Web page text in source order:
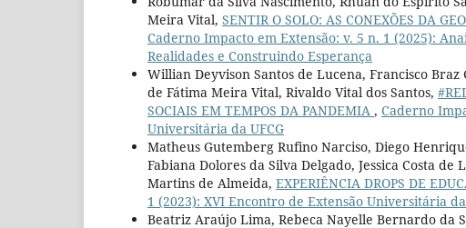
Meira Vital, SENTIR O SOLO: AS CONEXÕES DA
Caderno Impacto em Extensão: v. 5 n. 1 (2025):
Realidades e Construindo Esperança
Willian Deyvison Santos de Lucena, Francisco
de Fátima Meira Vital, Rivaldo Vital dos Santos,
SOCIAIS EM TEMPOS DA PANDEMIA , Caderno
Universitária da UFCG
Matheus Gutemberg Rufino Narciso, Diego
Fabiana Dolores da Silva Delgado, Jessica Costa
Martins de Almeida, EXPERIÊNCIA DROPS DE
1 (2023): XVI Encontro de Extensão Universitária da
Beatriz Araújo Lima, Rebeca Nayelle Bernardo da